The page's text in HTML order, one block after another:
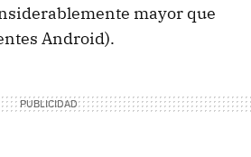
mayor que
Android).